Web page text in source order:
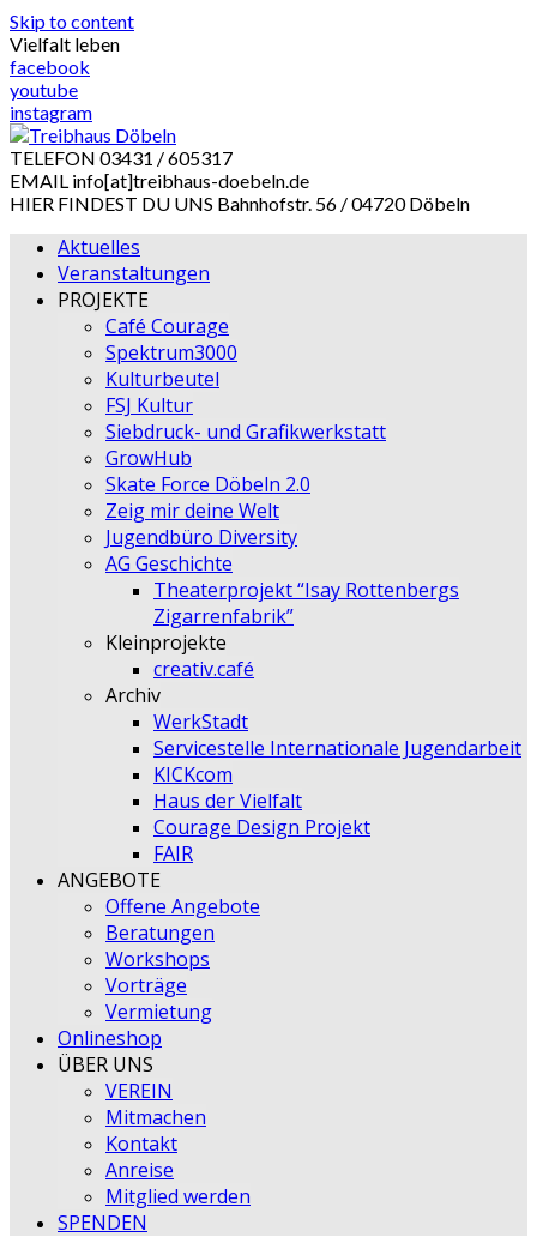
Skip to content
Vielfalt leben
facebook
youtube
instagram
TELEFON 03431 / 605317
EMAIL info[at]treibhaus-doebeln.de
HIER FINDEST DU UNS Bahnhofstr. 56 / 04720 Döbeln
Aktuelles
Veranstaltungen
PROJEKTE
Café Courage
Spektrum3000
Kulturbeutel
FSJ Kultur
Siebdruck- und Grafikwerkstatt
GrowHub
Skate Force Döbeln 2.0
Zeig mir deine Welt
Jugendbüro Diversity
AG Geschichte
Theaterprojekt “Isay Rottenbergs
Zigarrenfabrik”
Kleinprojekte
creativ.café
Archiv
WerkStadt
Servicestelle Internationale Jugendarbeit
KICKcom
Haus der Vielfalt
Courage Design Projekt
FAIR
ANGEBOTE
Offene Angebote
Beratungen
Workshops
Vorträge
Vermietung
Onlineshop
ÜBER UNS
VEREIN
Mitmachen
Kontakt
Anreise
Mitglied werden
SPENDEN